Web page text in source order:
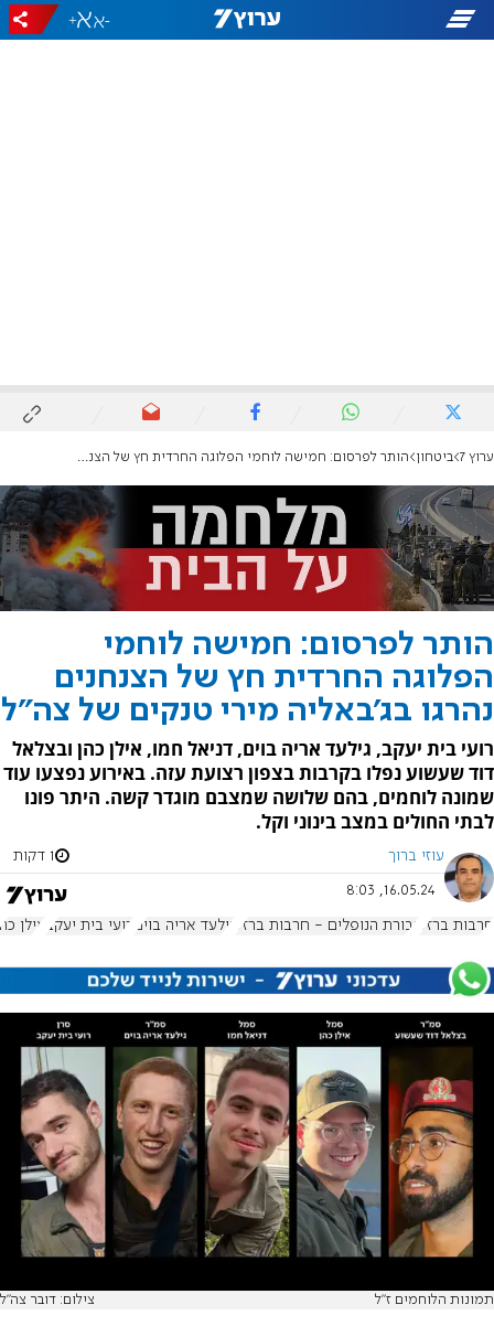
-
+
ערוץ 7 ביטחון הותר לפרסום: חמישה לוחמי הפלוגה החרדית חץ של הצנחנים נהרגו בג'באליה מירי טנקים של צה"ל
הותר לפרסום: חמישה לוחמי
הפלוגה החרדית חץ של הצנחנים
נהרגו בג'באליה מירי טנקים של צה"ל
רועי בית יעקב, גילעד אריה בוים, דניאל חמו, אילן כהן ובצלאל
דוד שעשוע נפלו בקרבות בצפון רצועת עזה. באירוע נפצעו עוד
שמונה לוחמים, בהם שלושה שמצבם מוגדר קשה. היתר פונו
לבתי החולים במצב בינוני וקל.
עוזי ברוך 1 דקות
16.05.24, 8:03
חרבות ברזל גבורת הנופלים - חרבות ברזל גילעד אריה בוים רועי בית יעקב אילן
תמונות הלוחמים ז"ל צילום: דובר צה"ל